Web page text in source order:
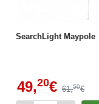
SearchLight Maypole
49,20€ 61,50€